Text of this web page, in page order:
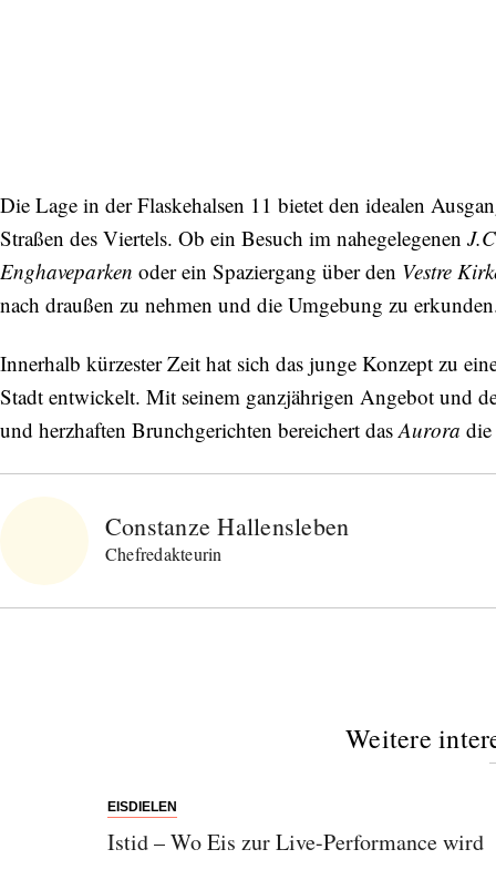
Die Lage in der Flaskehalsen 11 bietet den idealen
Straßen des Viertels. Ob ein Besuch im nahegelegenen
Enghaveparken oder ein Spaziergang über den Vestre
nach draußen zu nehmen und die Umgebung zu
Innerhalb kürzester Zeit hat sich das junge Konzept zu
Stadt entwickelt. Mit seinem ganzjährigen Angebot und
und herzhaften Brunchgerichten bereichert das Aurora
Constanze Hallensleben
Chefredakteurin
Weitere
EISDIELEN
Istid – Wo Eis zur Live-Performance wird